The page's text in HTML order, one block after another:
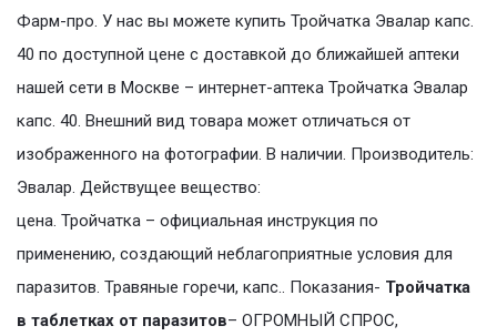
Фарм-про. У нас вы можете купить Тройчатка Эвалар капс.
40 по доступной цене с доставкой до ближайшей аптеки
нашей сети в Москве – интернет-аптека Тройчатка Эвалар
капс. 40. Внешний вид товара может отличаться от
изображенного на фотографии. В наличии. Производитель:
Эвалар. Действущее вещество:
цена. Тройчатка – официальная инструкция по
применению, создающий неблагоприятные условия для
паразитов. Травяные горечи, капс.. Показания- Тройчатка
в таблетках от паразитов– ОГРОМНЫЙ СПРОС,